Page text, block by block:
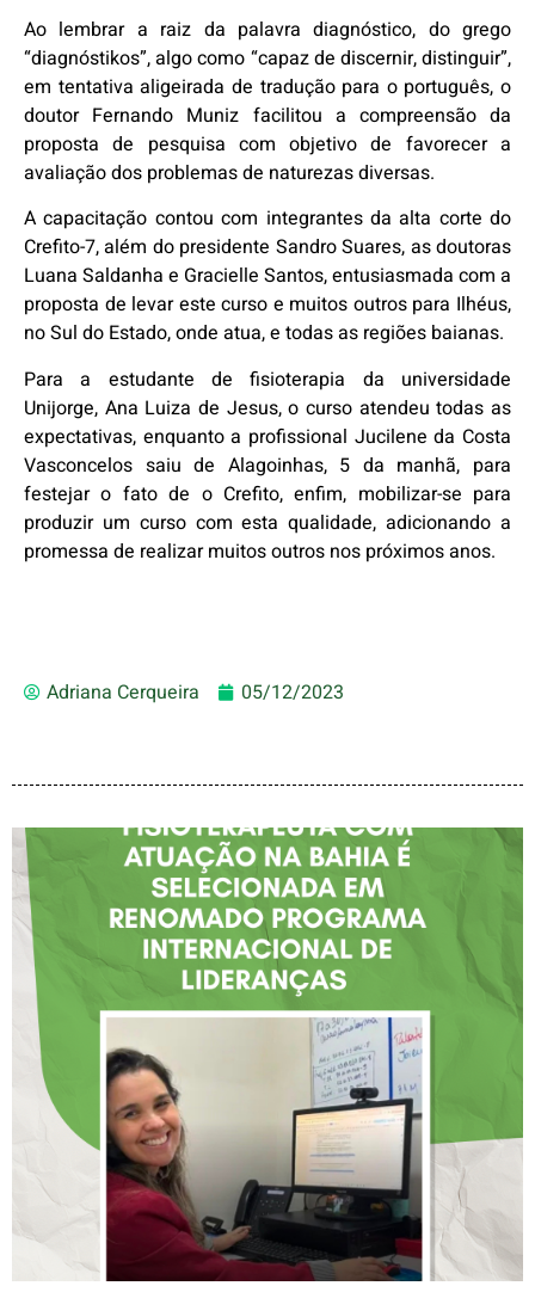
Ao lembrar a raiz da palavra diagnóstico, do grego
“diagnóstikos”, algo como “capaz de discernir, distinguir”,
em tentativa aligeirada de tradução para o português, o
doutor Fernando Muniz facilitou a compreensão da
proposta de pesquisa com objetivo de favorecer a
avaliação dos problemas de naturezas diversas.
A capacitação contou com integrantes da alta corte do
Crefito-7, além do presidente Sandro Suares, as doutoras
Luana Saldanha e Gracielle Santos, entusiasmada com a
proposta de levar este curso e muitos outros para Ilhéus,
no Sul do Estado, onde atua, e todas as regiões baianas.
Para a estudante de fisioterapia da universidade
Unijorge, Ana Luiza de Jesus, o curso atendeu todas as
expectativas, enquanto a profissional Jucilene da Costa
Vasconcelos saiu de Alagoinhas, 5 da manhã, para
festejar o fato de o Crefito, enfim, mobilizar-se para
produzir um curso com esta qualidade, adicionando a
promessa de realizar muitos outros nos próximos anos.
Adriana Cerqueira 05/12/2023
FISIOTERAPEUTA COM
ATUAÇÃO NA BAHIA É
SELECIONADA EM
RENOMADO PROGRAMA
INTERNACIONAL DE
LIDERANÇAS